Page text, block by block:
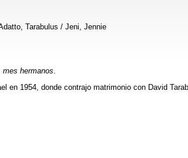
Tarabulus / Jeni, Jennie
mes hermanos
en 1954, donde contrajo matrimonio con David